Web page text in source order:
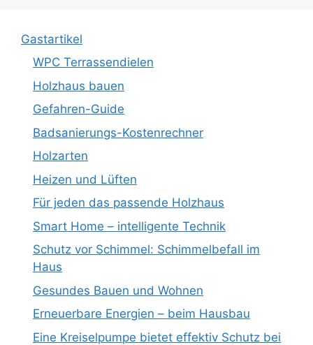
Gastartikel
WPC Terrassendielen
Holzhaus bauen
Gefahren-Guide
Badsanierungs-Kostenrechner
Holzarten
Heizen und Lüften
Für jeden das passende Holzhaus
Smart Home – intelligente Technik
Schutz vor Schimmel: Schimmelbefall im
Haus
Gesundes Bauen und Wohnen
Erneuerbare Energien – beim Hausbau
Eine Kreiselpumpe bietet effektiv Schutz bei